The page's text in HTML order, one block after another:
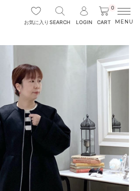
お気に入り SEARCH LOGIN
0
CART